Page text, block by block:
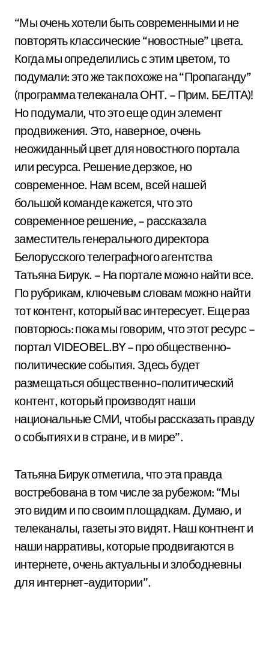
“Мы очень хотели быть современными и не
повторять классические “новостные” цвета.
Когда мы определились с этим цветом, то
подумали: это же так похоже на “Пропаганду”
(программа телеканала ОНТ. – Прим. БЕЛТА)!
Но подумали, что это еще один элемент
продвижения. Это, наверное, очень
неожиданный цвет для новостного портала
или ресурса. Решение дерзкое, но
современное. Нам всем, всей нашей
большой команде кажется, что это
современное решение, – рассказала
заместитель генерального директора
Белорусского телеграфного агентства
Татьяна Бирук. – На портале можно найти все.
По рубрикам, ключевым словам можно найти
тот контент, который вас интересует. Еще раз
повторюсь: пока мы говорим, что этот ресурс –
портал VIDEOBEL.BY – про общественно-
политические события. Здесь будет
размещаться общественно-политический
контент, который производят наши
национальные СМИ, чтобы рассказать правду
о событиях и в стране, и в мире”.
Татьяна Бирук отметила, что эта правда
востребована в том числе за рубежом: “Мы
это видим и по своим площадкам. Думаю, и
телеканалы, газеты это видят. Наш контнент и
наши нарративы, которые продвигаются в
интернете, очень актуальны и злободневны
для интернет-аудитории”.